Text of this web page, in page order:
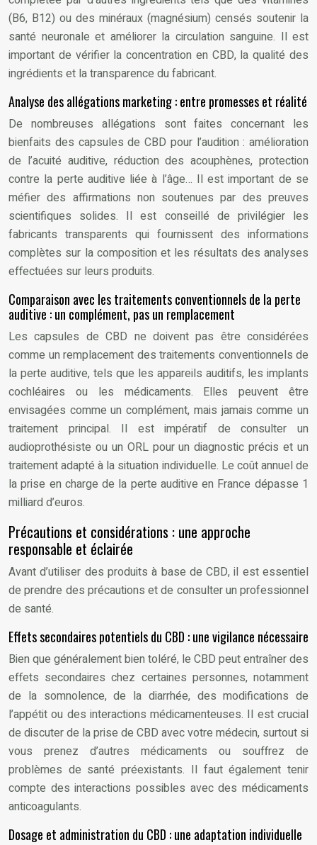
(B6, B12) ou des minéraux (magnésium) censés soutenir la
santé neuronale et améliorer la circulation sanguine. Il est
important de vérifier la concentration en CBD, la qualité des
ingrédients et la transparence du fabricant.
Analyse des allégations marketing : entre promesses et réalité
De nombreuses allégations sont faites concernant les
bienfaits des capsules de CBD pour l’audition : amélioration
de l’acuité auditive, réduction des acouphènes, protection
contre la perte auditive liée à l’âge… Il est important de se
méfier des affirmations non soutenues par des preuves
scientifiques solides. Il est conseillé de privilégier les
fabricants transparents qui fournissent des informations
complètes sur la composition et les résultats des analyses
effectuées sur leurs produits.
Comparaison avec les traitements conventionnels de la perte
auditive : un complément, pas un remplacement
Les capsules de CBD ne doivent pas être considérées
comme un remplacement des traitements conventionnels de
la perte auditive, tels que les appareils auditifs, les implants
cochléaires ou les médicaments. Elles peuvent être
envisagées comme un complément, mais jamais comme un
traitement principal. Il est impératif de consulter un
audioprothésiste ou un ORL pour un diagnostic précis et un
traitement adapté à la situation individuelle. Le coût annuel de
la prise en charge de la perte auditive en France dépasse 1
milliard d’euros.
Précautions et considérations : une approche
responsable et éclairée
Avant d’utiliser des produits à base de CBD, il est essentiel
de prendre des précautions et de consulter un professionnel
de santé.
Effets secondaires potentiels du CBD : une vigilance nécessaire
Bien que généralement bien toléré, le CBD peut entraîner des
effets secondaires chez certaines personnes, notamment
de la somnolence, de la diarrhée, des modifications de
l’appétit ou des interactions médicamenteuses. Il est crucial
de discuter de la prise de CBD avec votre médecin, surtout si
vous prenez d’autres médicaments ou souffrez de
problèmes de santé préexistants. Il faut également tenir
compte des interactions possibles avec des médicaments
anticoagulants.
Dosage et administration du CBD : une adaptation individuelle